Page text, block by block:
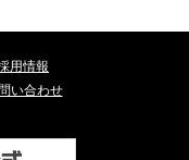
用情報
い合わせ